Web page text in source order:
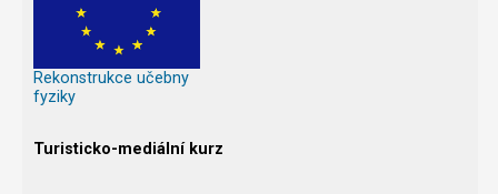
Rekonstrukce učebny
fyziky
Turisticko-mediální kurz